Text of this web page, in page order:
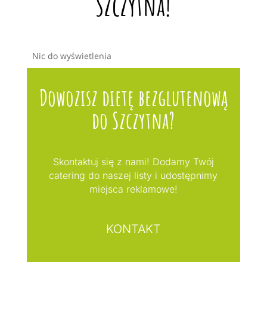
Nic do wyświetlenia
Dowozisz dietę bezglutenową
do Szczytna?
Skontaktuj się z nami! Dodamy Twój
catering do naszej listy i udostępnimy
miejsca reklamowe!
KONTAKT